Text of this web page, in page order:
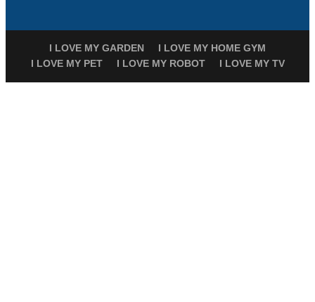
I LOVE MY GARDEN
I LOVE MY HOME GYM
I LOVE MY PET
I LOVE MY ROBOT I LOVE MY TV